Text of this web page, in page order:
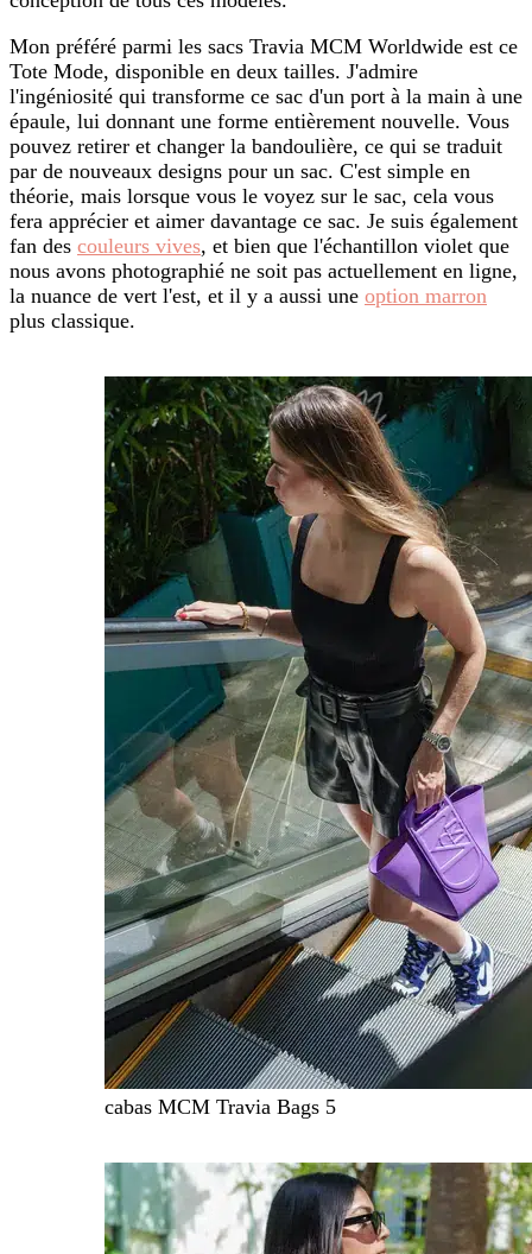
Mon préféré parmi les sacs Travia MCM Worldwide est ce
Tote Mode, disponible en deux tailles. J'admire
l'ingéniosité qui transforme ce sac d'un port à la main à une
épaule, lui donnant une forme entièrement nouvelle. Vous
pouvez retirer et changer la bandoulière, ce qui se traduit
par de nouveaux designs pour un sac. C'est simple en
théorie, mais lorsque vous le voyez sur le sac, cela vous
fera apprécier et aimer davantage ce sac. Je suis également
fan des couleurs vives, et bien que l'échantillon violet que
nous avons photographié ne soit pas actuellement en ligne,
la nuance de vert l'est, et il y a aussi une option marron
plus classique.
cabas MCM Travia Bags 5